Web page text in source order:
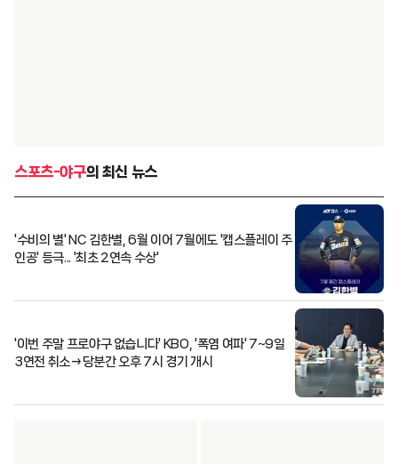
스포츠-야구의 최신 뉴스
'수비의 별' NC 김한별, 6월 이어 7월에도 '캡스플레이 주
인공' 등극... '최초 2연속 수상'
'이번 주말 프로야구 없습니다' KBO, '폭염 여파' 7~9일
3연전 취소→당분간 오후 7시 경기 개시